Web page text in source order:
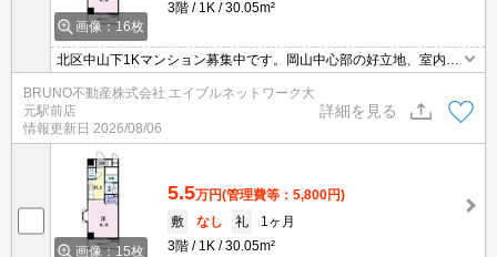
画像：16枚
3階
1K 30.05m²
北区中山下1Kマンション募集中です。岡山中心部の好立地、室内設
備充実しています。
BRUNO不動産株式会社 エイブルネットワーク大
元駅前店
情報更新日 2026/08/06
詳細を見る
画像：15枚
5.5万円(管理費等：5,800円)
敷
なし 礼
1ヶ月
3階
1K 30.05m²